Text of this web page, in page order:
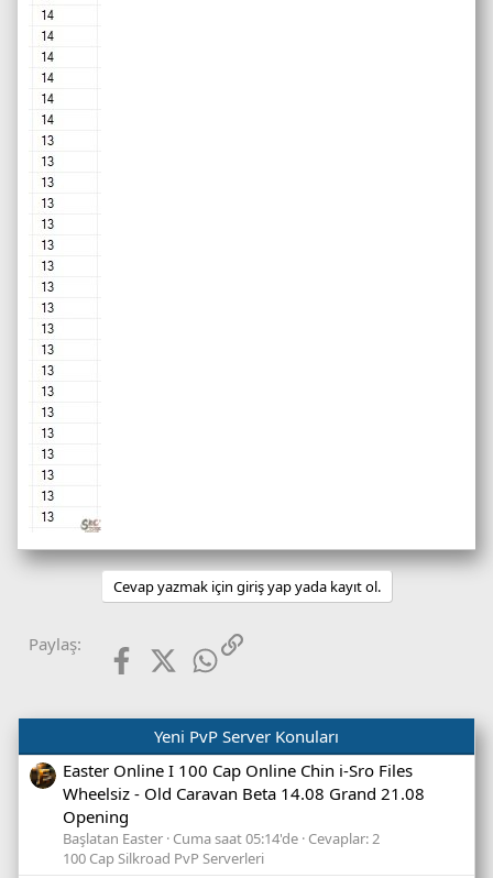
Cevap yazmak için giriş yap yada kayıt ol.
Paylaş: FacebookX (Twitter)WhatsApp
Link
Yeni PvP Server Konuları
Easter Online I 100 Cap Online Chin i-Sro Files
Wheelsiz - Old Caravan Beta 14.08 Grand 21.08
Opening
Başlatan Easter Cuma saat 05:14'de Cevaplar: 2
100 Cap Silkroad PvP Serverleri